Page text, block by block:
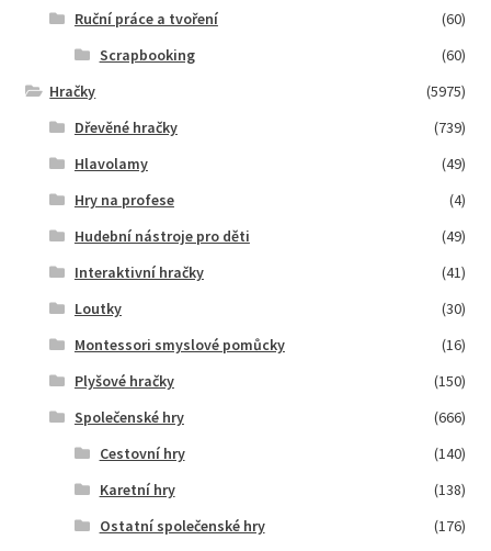
Ruční práce a tvoření
(60)
Scrapbooking
(60)
Hračky
(5975)
Dřevěné hračky
(739)
Hlavolamy
(49)
Hry na profese
(4)
Hudební nástroje pro děti
(49)
Interaktivní hračky
(41)
Loutky
(30)
Montessori smyslové pomůcky
(16)
Plyšové hračky
(150)
Společenské hry
(666)
Cestovní hry
(140)
Karetní hry
(138)
Ostatní společenské hry
(176)